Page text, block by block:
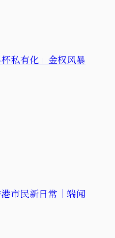
私有化」金权风暴
市民新日常｜端闻